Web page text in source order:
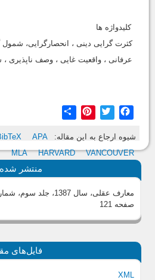
کلیدواژه ها
کثرت گرایی دینی ، انحصارگرایی، شمول
عرفانی ، واقعیت غایی ، وصف ناپذیری
Facebook
Twitter
Pinterest
شیوه ارجاع به این مقاله:
APA
MLA
HARVARD VANCOUVER
منتشر شده
معارف عقلی، سال 1387، جلد سوم، شماره چهارم، پیاپی 12، زمستان
صفحه 121
فایل‌های
XML